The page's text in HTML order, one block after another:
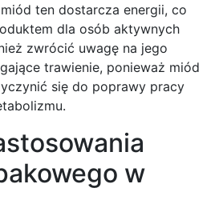
ten dostarcza energii, co
dla osób aktywnych
zwrócić uwagę na jego
trawienie, ponieważ miód
się do poprawy pracy
w